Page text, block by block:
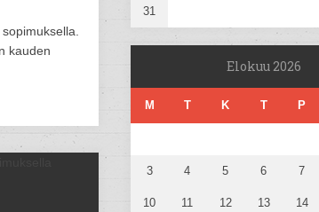
kauden
31
Elokuu 2026
M T K T P
3 4 5 6 7
10 11 12 13 14